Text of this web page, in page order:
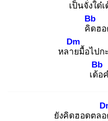
เป็นจั่งใด๋เ
คิด
Bb
ฮ
หลาย
Dm
มื้อไปก
เด้อ
Bb
ยังคิดฮอดตลอ